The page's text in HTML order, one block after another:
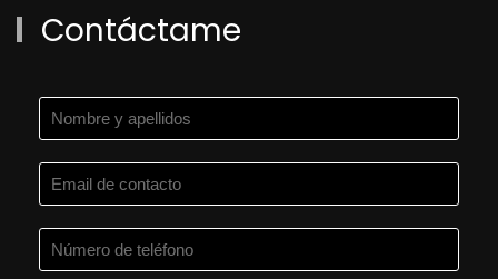
Contáctame